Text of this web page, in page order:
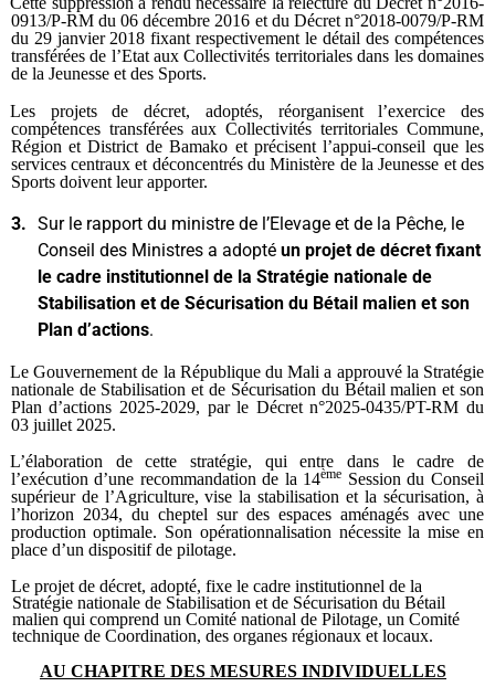
0913/P-RM du 06 décembre 2016 et du Décret n°2018-0079/P-RM
du 29 janvier 2018 fixant respectivement le détail des compétences
transférées de l’Etat aux Collectivités territoriales dans les domaines
de la Jeunesse et des Sports.
Les projets de décret, adoptés, réorganisent l’exercice des
compétences transférées aux Collectivités territoriales Commune,
Région et District de Bamako et précisent l’appui-conseil que les
services centraux et déconcentrés du Ministère de la Jeunesse et des
Sports doivent leur apporter.
3. Sur le rapport du ministre de l’Elevage et de la Pêche, le
Conseil des Ministres a adopté un projet de décret fixant
le cadre institutionnel de la Stratégie nationale de
Stabilisation et de Sécurisation du Bétail malien et son
Plan d’actions.
Le Gouvernement de la République du Mali a approuvé la Stratégie
nationale de Stabilisation et de Sécurisation du Bétail malien et son
Plan d’actions 2025-2029, par le Décret n°2025-0435/PT-RM du
03 juillet 2025.
L’élaboration de cette stratégie, qui entre dans le cadre de
l’exécution d’une recommandation de la 14ème Session du Conseil
supérieur de l’Agriculture, vise la stabilisation et la sécurisation, à
l’horizon 2034, du cheptel sur des espaces aménagés avec une
production optimale. Son opérationnalisation nécessite la mise en
place d’un dispositif de pilotage.
Le projet de décret, adopté, fixe le cadre institutionnel de la
Stratégie nationale de Stabilisation et de Sécurisation du Bétail
malien qui comprend un Comité national de Pilotage, un Comité
technique de Coordination, des organes régionaux et locaux.
AU CHAPITRE DES MESURES INDIVIDUELLES